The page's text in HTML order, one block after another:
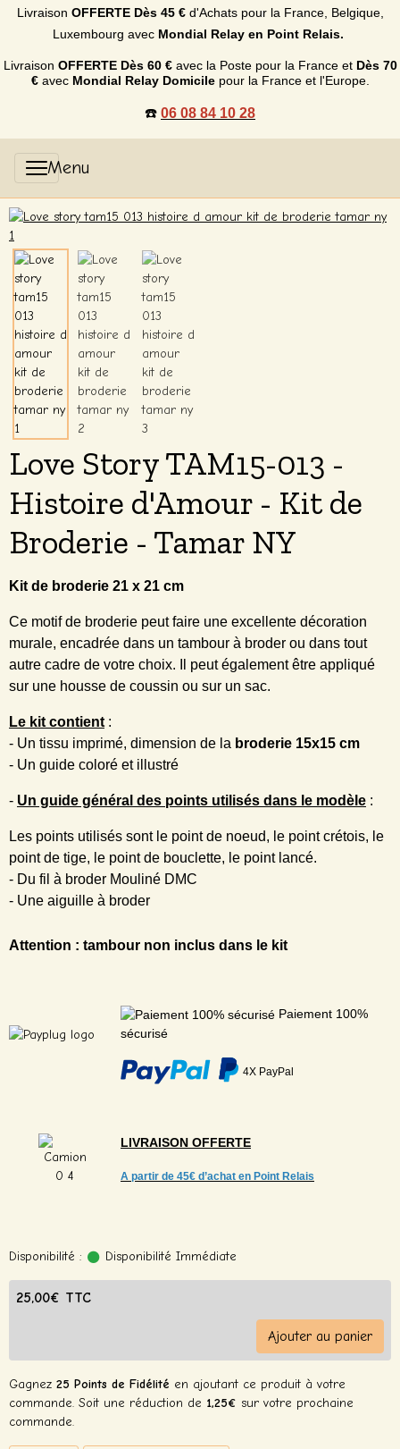
Livraison OFFERTE Dès 45 €d'Achats pour la France, Belgique,
Luxembourg avec Mondial Relay en Point Relais.
Livraison OFFERTE Dès 60 €avec la Poste pour la France et Dès 70
€avec Mondial Relay Domicilepour la France et l'Europe.
☎️ 06 08 84 10 28
Love Story TAM15-013 -
Histoire d'Amour - Kit de
Broderie - Tamar NY
Kit de broderie 21 x 21 cm
Ce motif de broderie peut faire une excellente décoration
murale, encadrée dans un tambour à broder ou dans tout
autre cadre de votre choix. Il peut également être appliqué
sur une housse de coussin ou sur un sac.
Le kit contient :
- Un tissu imprimé, dimension de la broderie 15x15 cm
- Un guide coloré et illustré
- Un guide général des points utilisés dans le modèle :
Les points utilisés sont le point de noeud, le point crétois, le
point de tige, le point de bouclette, le point lancé.
- Du fil à broder Mouliné DMC
- Une aiguille à broder
Attention : tambour non inclus dans le kit
Paiement 100%
sécurisé
4X PayPal
LIVRAISON OFFERTE
A partir de 45€ d’achat en Point Relais
Disponibilité : Disponibilité Immédiate
25,00€ TTC
Ajouter au panier
Gagnez 25 Points de Fidélité en ajoutant ce produit à votre
commande. Soit une réduction de 1,25€ sur votre prochaine
commande.